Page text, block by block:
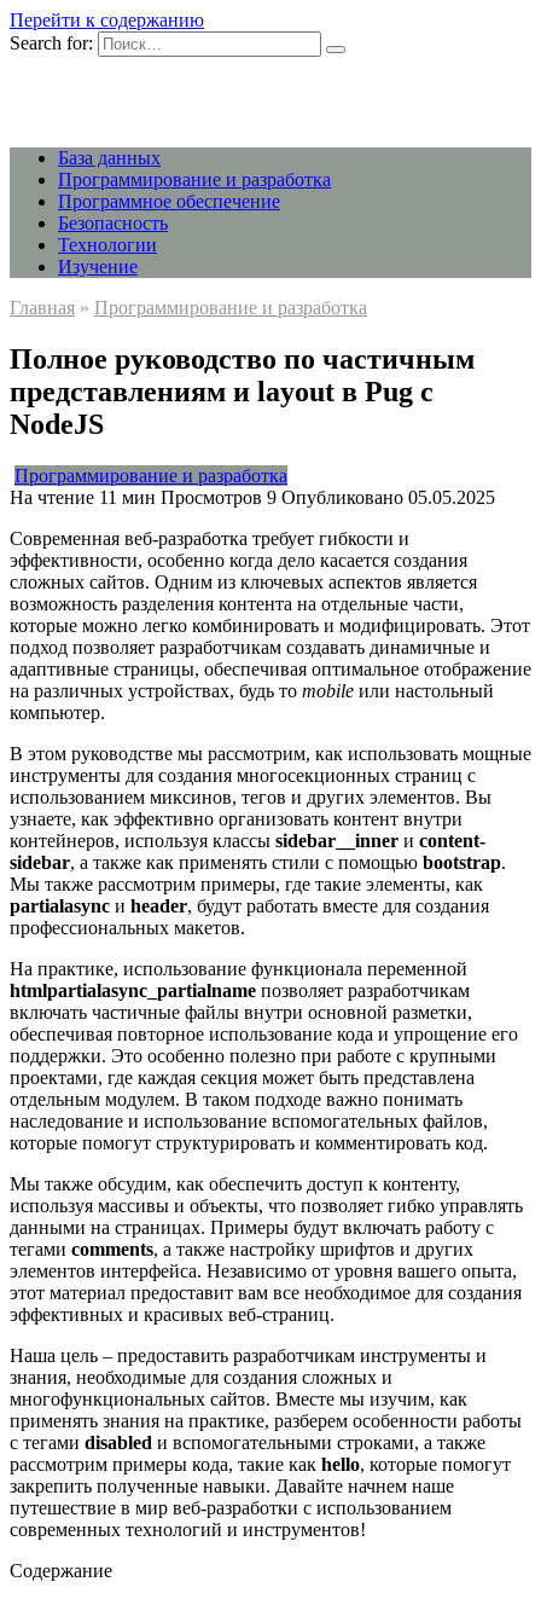
Перейти к содержанию
Search for:
База данных
Программирование и разработка
Программное обеспечение
Безопасность
Технологии
Изучение
Главная » Программирование и разработка
Полное руководство по частичным
представлениям и layout в Pug с
NodeJS
Программирование и разработка
На чтение 11 мин Просмотров 9 Опубликовано 05.05.2025
Современная веб-разработка требует гибкости и
эффективности, особенно когда дело касается создания
сложных сайтов. Одним из ключевых аспектов является
возможность разделения контента на отдельные части,
которые можно легко комбинировать и модифицировать. Этот
подход позволяет разработчикам создавать динамичные и
адаптивные страницы, обеспечивая оптимальное отображение
на различных устройствах, будь то mobile или настольный
компьютер.
В этом руководстве мы рассмотрим, как использовать мощные
инструменты для создания многосекционных страниц с
использованием миксинов, тегов и других элементов. Вы
узнаете, как эффективно организовать контент внутри
контейнеров, используя классы sidebar__inner и content-
sidebar, а также как применять стили с помощью bootstrap.
Мы также рассмотрим примеры, где такие элементы, как
partialasync и header, будут работать вместе для создания
профессиональных макетов.
На практике, использование функционала переменной
htmlpartialasync_partialname позволяет разработчикам
включать частичные файлы внутри основной разметки,
обеспечивая повторное использование кода и упрощение его
поддержки. Это особенно полезно при работе с крупными
проектами, где каждая секция может быть представлена
отдельным модулем. В таком подходе важно понимать
наследование и использование вспомогательных файлов,
которые помогут структурировать и комментировать код.
Мы также обсудим, как обеспечить доступ к контенту,
используя массивы и объекты, что позволяет гибко управлять
данными на страницах. Примеры будут включать работу с
тегами comments, а также настройку шрифтов и других
элементов интерфейса. Независимо от уровня вашего опыта,
этот материал предоставит вам все необходимое для создания
эффективных и красивых веб-страниц.
Наша цель – предоставить разработчикам инструменты и
знания, необходимые для создания сложных и
многофункциональных сайтов. Вместе мы изучим, как
применять знания на практике, разберем особенности работы
с тегами disabled и вспомогательными строками, а также
рассмотрим примеры кода, такие как hello, которые помогут
закрепить полученные навыки. Давайте начнем наше
путешествие в мир веб-разработки с использованием
современных технологий и инструментов!
Содержание